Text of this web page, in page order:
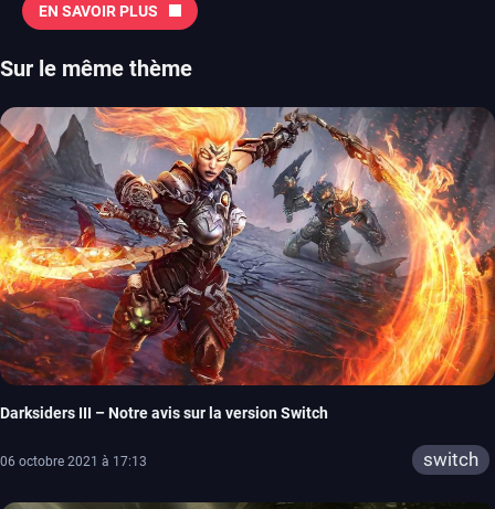
EN SAVOIR PLUS
Sur le même thème
Darksiders III – Notre avis sur la version Switch
06 octobre 2021 à 17:13 switch